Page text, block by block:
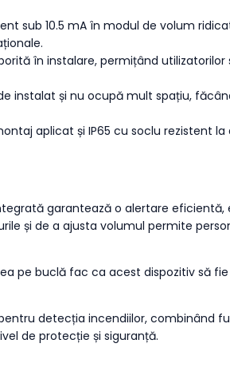
sub 10.5 mA în modul de volum
în instalare, permițând
instalat și nu ocupă mult spațiu,
aplicat și IP65 cu soclu rezistent
garantează o alertare
și de a ajusta volumul permite
pe buclă fac ca acest dispozitiv să
detecția incendiilor, combinând
de protecție și siguranță.